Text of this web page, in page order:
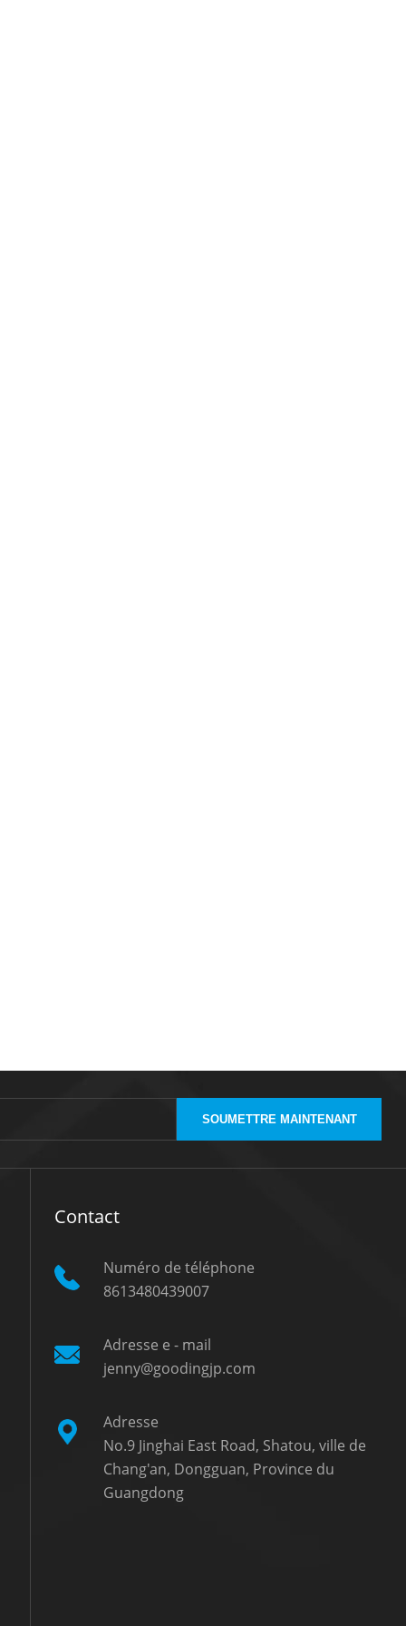
SOUMETTRE MAINTENANT
Contact
Numéro de téléphone
8613480439007
Adresse e - mail
jenny@goodingjp.com
Adresse
No.9 Jinghai East Road, Shatou, ville de
Chang'an, Dongguan, Province du
Guangdong